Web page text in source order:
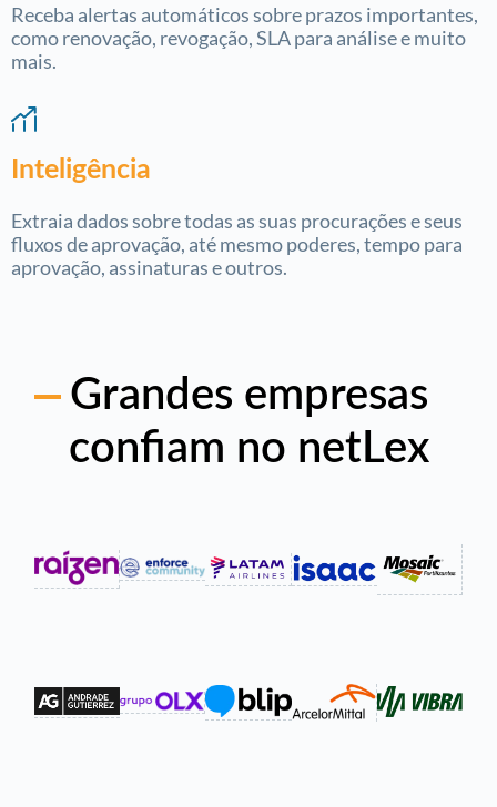
Receba alertas automáticos sobre prazos importantes,
como renovação, revogação, SLA para análise e muito
mais.
Inteligência
Extraia dados sobre todas as suas procurações e seus
fluxos de aprovação, até mesmo poderes, tempo para
aprovação, assinaturas e outros.
Grandes empresas
confiam no netLex